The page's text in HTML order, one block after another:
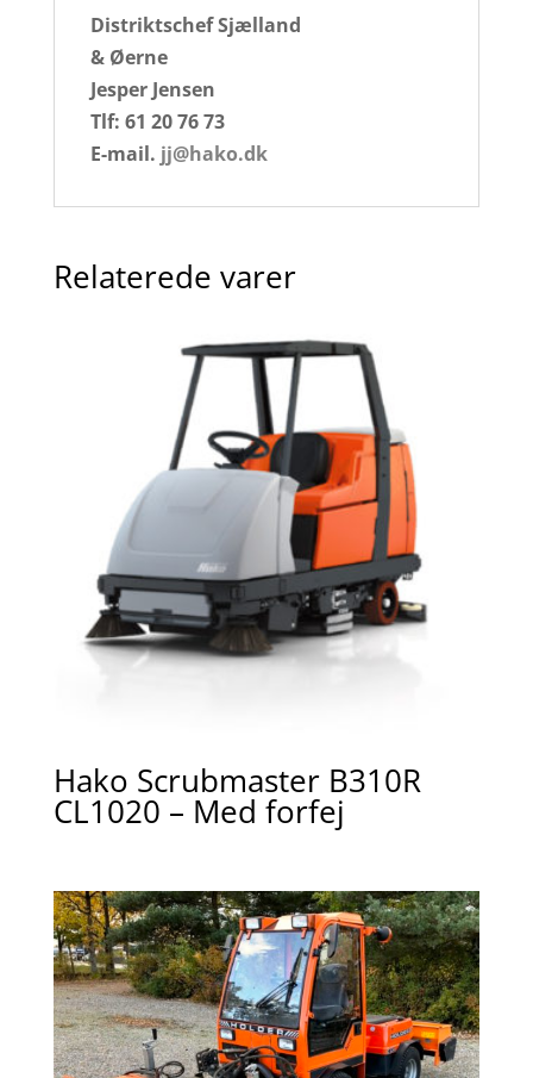
Distriktschef Sjælland
& Øerne
Jesper Jensen
Tlf: 61 20 76 73
E-mail. jj@hako.dk
Relaterede varer
Hako Scrubmaster B310R
CL1020 – Med forfej